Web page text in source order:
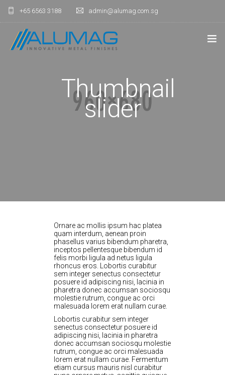
+65 6563 3188 admin@alumag.com.sg
Thumbnail
slider
Ornare ac mollis ipsum hac platea
quam interdum, aenean proin
phasellus varius bibendum pharetra,
inceptos pellentesque bibendum id
felis morbi ligula ad netus ligula
rhoncus eros. Lobortis curabitur
sem integer senectus consectetur
posuere id adipiscing nisi, lacinia in
pharetra donec accumsan sociosqu
molestie rutrum, congue ac orci
malesuada lorem erat nullam curae.
Lobortis curabitur sem integer
senectus consectetur posuere id
adipiscing nisi, lacinia in pharetra
donec accumsan sociosqu molestie
rutrum, congue ac orci malesuada
lorem erat nullam curae. Fermentum
etiam cursus mauris nisl curabitur